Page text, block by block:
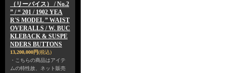
（リーバイス） / No.2
” / “ 201 / 1902 YEA
R'S MODEL ” WAIST
OVERALLS / W. BUC
KLEBACK & SUSPE
NDERS BUTTONS
13,200,000円(税込)
・こちらの商品はアイテ
ムの特性故、ネット販売